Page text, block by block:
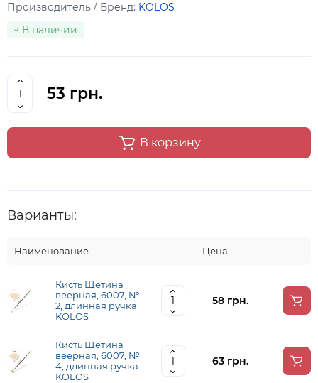
Производитель / Бренд: KOLOS
В наличии
53 грн.
В корзину
Варианты:
Наименование Цена
Кисть Щетина
веерная, 6007, №
2, длинная ручка
KOLOS
58 грн.
Кисть Щетина
веерная, 6007, №
4, длинная ручка
KOLOS
63 грн.